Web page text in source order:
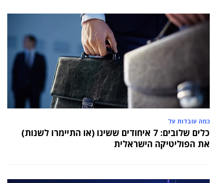
כמה עובדות על
כלים שלובים: 7 איחודים ששינו (או התיימרו לשנות)
את הפוליטיקה הישראלית